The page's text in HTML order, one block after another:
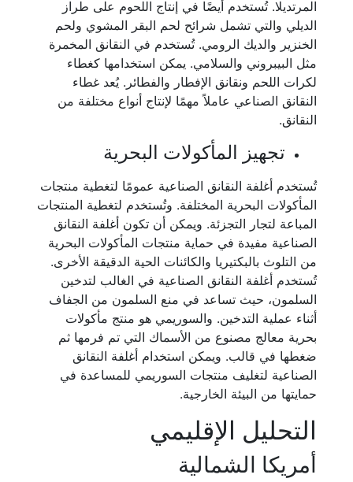
المرتديلا. تُستخدم أيضًا في إنتاج اللحوم على طراز
الديلي والتي تشمل شرائح لحم البقر المشوي ولحم
الخنزير والديك الرومي. تُستخدم في النقانق المخمرة
مثل البيبروني والسلامي. يمكن استخدامها كغطاء
لكرات اللحم ونقانق الإفطار والفطائر. يُعد غطاء
النقانق الصناعي عاملاً مهمًا لإنتاج أنواع مختلفة من
النقانق.
تجهيز المأكولات البحرية
تُستخدم أغلفة النقانق الصناعية عمومًا لتغطية منتجات
المأكولات البحرية المختلفة. وتُستخدم لتغطية المنتجات
المباعة لتجار التجزئة. ويمكن أن تكون أغلفة النقانق
الصناعية مفيدة في حماية منتجات المأكولات البحرية
من التلوث بالبكتيريا والكائنات الحية الدقيقة الأخرى.
تُستخدم أغلفة النقانق الصناعية في الغالب لتدخين
السلمون، حيث تساعد في منع السلمون من الجفاف
أثناء عملية التدخين. والسوريمي هو منتج مأكولات
بحرية معالج مصنوع من الأسماك التي تم فرمها ثم
ضغطها في قالب. ويمكن استخدام أغلفة النقانق
الصناعية لتغليف منتجات السوريمي للمساعدة في
حمايتها من البيئة الخارجية.
التحليل الإقليمي
أمريكا الشمالية